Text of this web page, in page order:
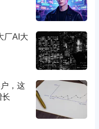
厂AI大
，这
长